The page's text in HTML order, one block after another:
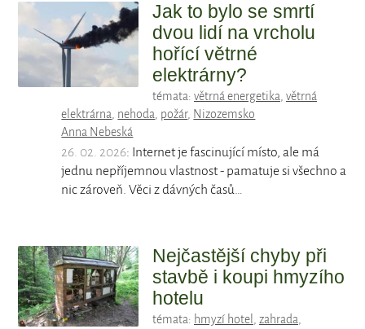
Jak to bylo se smrtí
dvou lidí na vrcholu
hořící větrné
elektrárny?
témata: větrná energetika, větrná
elektrárna, nehoda, požár, Nizozemsko
Anna Nebeská
26. 02. 2026: Internet je fascinující místo, ale má
jednu nepříjemnou vlastnost - pamatuje si všechno a
nic zároveň. Věci z dávných časů…
Nejčastější chyby při
stavbě i koupi hmyzího
hotelu
témata: hmyzí hotel , zahrada,